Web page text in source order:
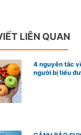
LIÊN QUAN
4 nguyên tắc
người bị tiểu